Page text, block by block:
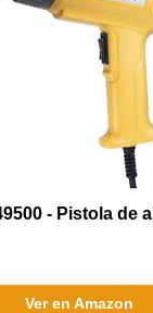
- Pistola de
Ver en Amazon